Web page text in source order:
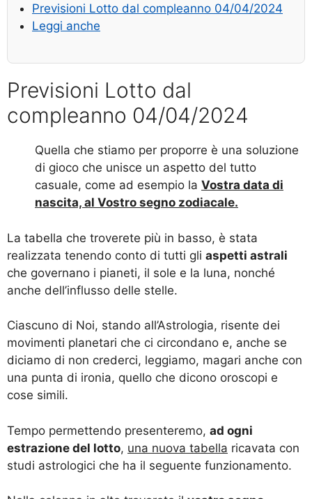
Previsioni Lotto dal compleanno 04/04/2024
Leggi anche
Previsioni Lotto dal
compleanno 04/04/2024
Quella che stiamo per proporre è una soluzione
di gioco che unisce un aspetto del tutto
casuale, come ad esempio la Vostra data di
nascita, al Vostro segno zodiacale.
La tabella che troverete più in basso, è stata
realizzata tenendo conto di tutti gli aspetti astrali
che governano i pianeti, il sole e la luna, nonché
anche dell’influsso delle stelle.
Ciascuno di Noi, stando all’Astrologia, risente dei
movimenti planetari che ci circondano e, anche se
diciamo di non crederci, leggiamo, magari anche con
una punta di ironia, quello che dicono oroscopi e
cose simili.
Tempo permettendo presenteremo, ad ogni
estrazione del lotto, una nuova tabella ricavata con
studi astrologici che ha il seguente funzionamento.